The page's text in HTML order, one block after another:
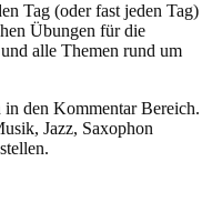
Tag (oder fast jeden Tag)
Übungen für die
alle Themen rund um
in den Kommentar Bereich.
Jazz, Saxophon